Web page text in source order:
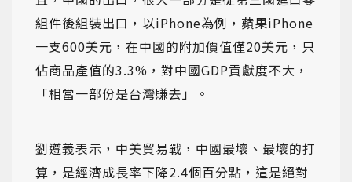
組件後組裝出口，以iPhone為例，蘋果iPhone
一支600美元，在中國的附加價值僅20美元，只
佔商品產值的3.3%，對中國GDP貢獻度不大，
「相當一部份是台灣賺去」。
劉遵義表示，中美貿易戰，中國最壞、最壞的打
算，是經濟成長率下降2.4個百分點，這是絕對